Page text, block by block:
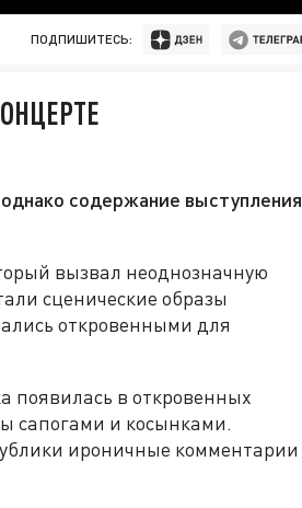
ПОДПИШИТЕСЬ:
содержание выступления
вызвал неоднозначную
сценические образы
откровенными для
появилась в откровенных
сапогами и косынками.
ироничные комментарии